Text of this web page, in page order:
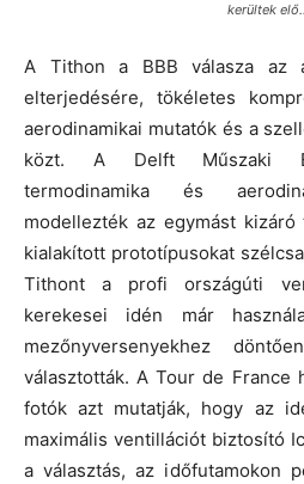
kerültek
A Tithon a BBB válasza az
elterjedésére, tökéletes
aerodinamikai mutatók és a
közt. A Delft Műszaki
termodinamika és
modellezték az egymást
kialakított prototípusokat
Tithont a profi országúti
kerekesei idén már
mezőnyversenyekhez
választották. A Tour de France
fotók azt mutatják, hogy az
maximális ventillációt biztosító
a választás, az időfutamokon